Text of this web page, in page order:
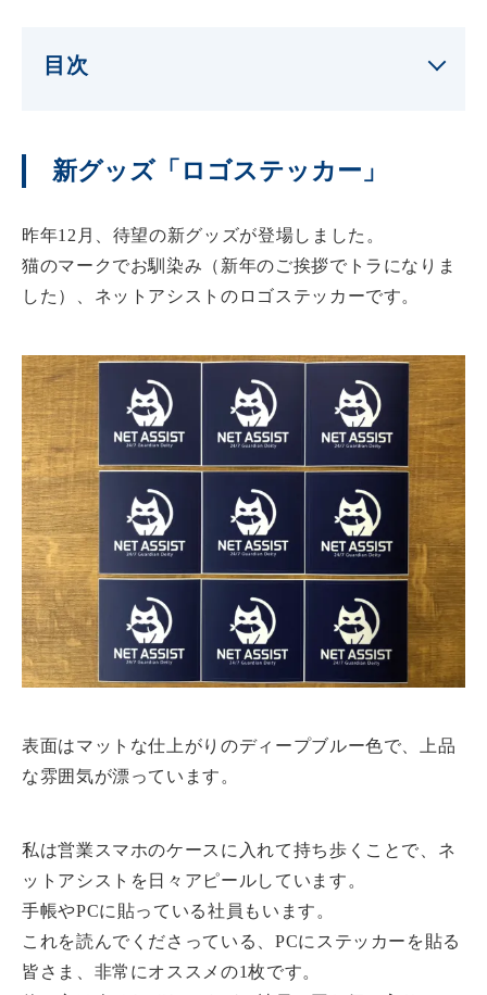
目次
新グッズ「ロゴステッカー」
昨年12月、待望の新グッズが登場しました。
猫のマークでお馴染み（新年のご挨拶でトラになりま
した）、ネットアシストのロゴステッカーです。
表面はマットな仕上がりのディープブルー色で、上品
な雰囲気が漂っています。
私は営業スマホのケースに入れて持ち歩くことで、ネ
ットアシストを日々アピールしています。
手帳やPCに貼っている社員もいます。
これを読んでくださっている、PCにステッカーを貼る
皆さま、非常にオススメの1枚です。